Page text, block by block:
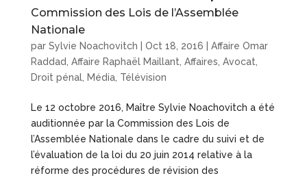
Commission des Lois de l’Assemblée
Nationale
par Sylvie Noachovitch Oct 18, 2016
Affaire Omar
Raddad Affaire Raphaël Maillant Affaires Avocat
Droit pénal, Média, Télévision
Le 12 octobre 2016, Maître Sylvie Noachovitch a été
auditionnée par la Commission des Lois de
l’Assemblée Nationale dans le cadre du suivi et de
l’évaluation de la loi du 20 juin 2014 relative à la
réforme des procédures de révision des